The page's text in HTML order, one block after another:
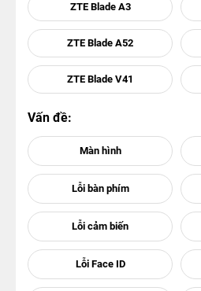
ZTE Blade A3
ZTE Blade A52
ZTE Blade V41
Vấn đề: